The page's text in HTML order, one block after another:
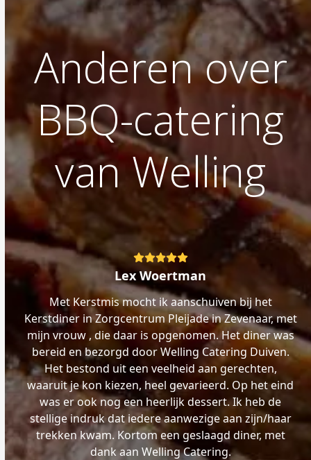
Anderen over
BBQ-catering
van Welling
Rating:
5
Lex Woertman
Met Kerstmis mocht ik aanschuiven bij het
Kerstdiner in Zorgcentrum Pleijade in Zevenaar, met
mijn vrouw , die daar is opgenomen. Het diner was
bereid en bezorgd door Welling Catering Duiven.
Het bestond uit een veelheid aan gerechten,
waaruit je kon kiezen, heel gevarieerd. Op het eind
was er ook nog een heerlijk dessert. Ik heb de
stellige indruk dat iedere aanwezige aan zijn/haar
trekken kwam. Kortom een geslaagd diner, met
dank aan Welling Catering.